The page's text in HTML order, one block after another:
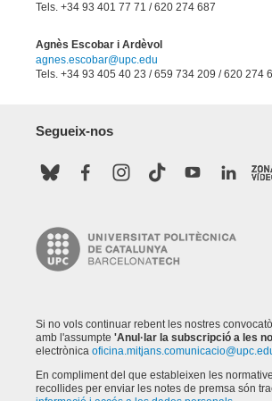
Tels. +34 93 401 77 71 / 620 274 687
Agnès Escobar i Ardèvol
agnes.escobar@upc.edu
Tels. +34 93 405 40 23 / 659 734 209 / 620 274
Segueix-nos
Si no vols continuar rebent les nostres
amb l'assumpte 'Anul·lar la subscripció a les
electrònica
En compliment del que estableixen les
recollides per enviar les notes de premsa són